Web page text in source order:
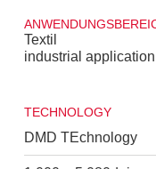
Textil
industrial application
TECHNOLOGY
DMD TEchnology